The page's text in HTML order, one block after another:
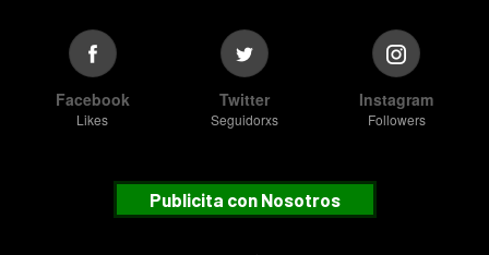
Facebook
Likes
Twitter
Seguidorxs
Instagram
Followers
Publicita con Nosotros